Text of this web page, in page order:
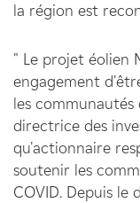
la région est
" Le projet éolien
engagement
les communautés
directrice des
qu'actionnaire
soutenir les
COVID. Depuis